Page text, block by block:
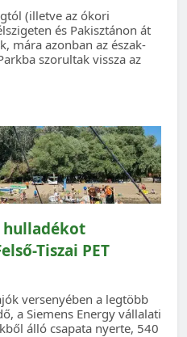
(illetve az ókori
és Pakisztánon át
mára azonban az észak-
szorultak vissza az
hulladékot
Tiszai PET
versenyében a legtöbb
a Siemens Energy vállalati
álló csapata nyerte, 540